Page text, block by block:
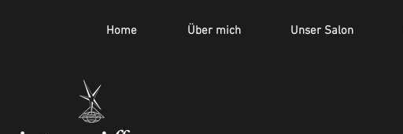
Home Über mich Unser Salon